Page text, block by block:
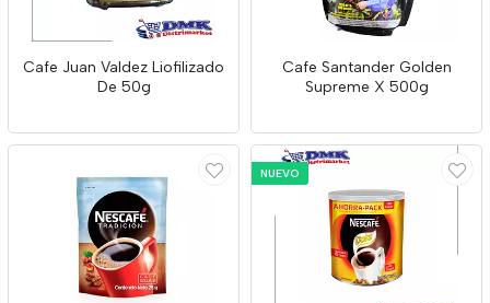
Cafe Juan Valdez Liofilizado
De 50g
Cafe Santander Golden
Supreme X 500g
NUEVO